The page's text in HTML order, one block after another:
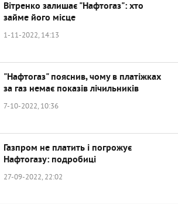
Вітренко залишає "Нафтогаз": хто
займе його місце
1-11-2022, 14:13
"Нафтогаз" пояснив, чому в платіжках
за газ немає показів лічильників
7-10-2022, 10:36
Газпром не платить і погрожує
Нафтогазу: подробиці
27-09-2022, 22:02